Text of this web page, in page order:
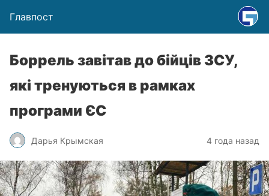
Главпост
Боррель завітав до бійців ЗСУ,
які тренуються в рамках
програми ЄС
Дарья Крымская 4 года назад